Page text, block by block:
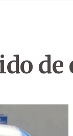
de